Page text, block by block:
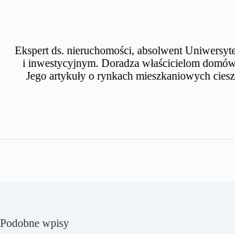
Ekspert ds. nieruchomości, absolwent
i inwestycyjnym. Doradza właścicielom
Jego artykuły o rynkach mieszkaniowych
Podobne wpisy